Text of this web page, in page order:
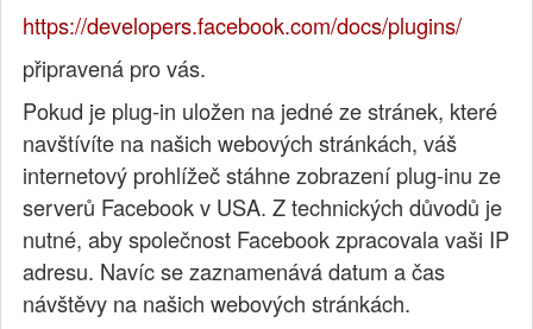
https://developers.facebook.com/docs/plugins/
připravená pro vás.
Pokud je plug-in uložen na jedné ze stránek, které
navštívíte na našich webových stránkách, váš
internetový prohlížeč stáhne zobrazení plug-inu ze
serverů Facebook v USA. Z technických důvodů je
nutné, aby společnost Facebook zpracovala vaši IP
adresu. Navíc se zaznamenává datum a čas
návštěvy na našich webových stránkách.